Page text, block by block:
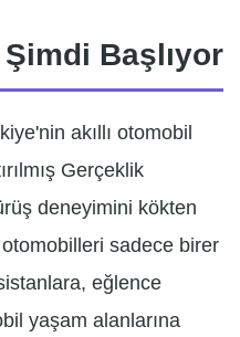
Başlıyor
akıllı otomobil
Gerçeklik
deneyimini kökten
sadece birer
eğlence
yaşam alanlarına